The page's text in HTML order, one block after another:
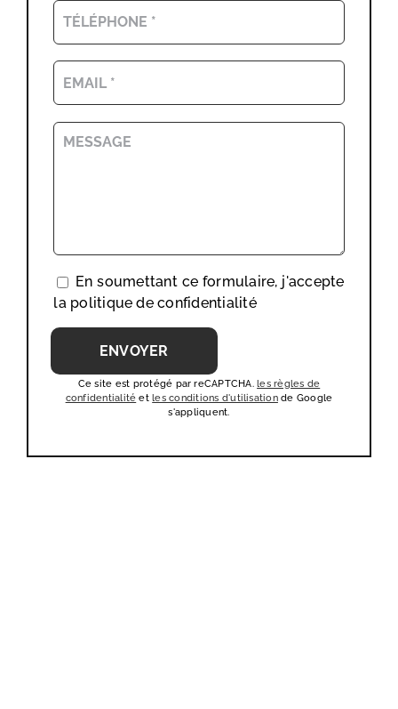
En soumettant ce formulaire, j'accepte
la politique de confidentialité
Ce site est protégé par reCAPTCHA.les règles de
confidentialité etles conditions d'utilisationde Google
s'appliquent.